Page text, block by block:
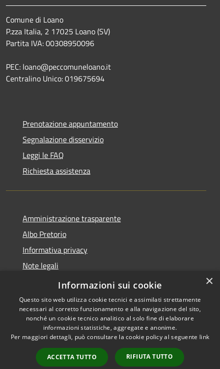
Comune di Loano
P.zza Italia, 2 17025 Loano (SV)
Partita IVA: 00308950096
PEC: loano@peccomuneloano.it
Centralino Unico: 019675694
Prenotazione appuntamento
Segnalazione disservizio
Leggi le FAQ
Richiesta assistenza
Amministrazione trasparente
Albo Pretorio
Informativa privacy
Note legali
Dichiarazione di accessibilità
Accessibilità
Copyright © 2026 • Comune di
Loano • Powered by
Municipium•
Accesso
redazione
×
Informazioni sui cookie
Questo sito web utilizza cookie tecnici e assimilati strettamente
necessari al corretto funzionamento e alla navigazione del sito,
nonché un cookie tecnico analitico al solo fine di elaborare
informazioni statistiche, aggregate e anonime.
Per maggiori dettagli, può consultare la cookie policy al seguente link
ACCETTA TUTTO RIFIUTA TUTTO